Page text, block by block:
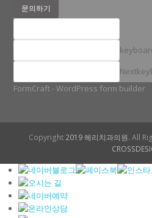
문의하기
Next
FormCraft - WordPress form builder
Copyright 2019 헤리치과의원. All